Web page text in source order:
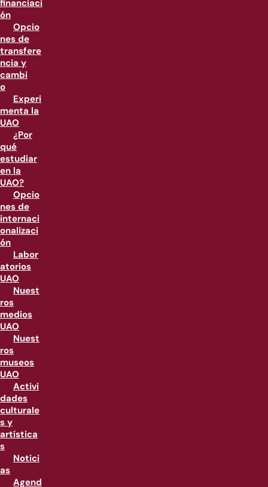
financiaci
ón
Opcio
nes de
transfere
ncia y
cambi
o
Experi
menta la
UAO
¿Por
qué
estudiar
en la
UAO?
Opcio
nes de
internaci
onalizaci
ón
Labor
atorios
UAO
Nuest
ros
medios
UAO
Nuest
ros
museos
UAO
Activi
dades
culturale
s y
artística
s
Notici
as
Agend